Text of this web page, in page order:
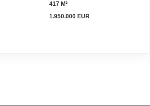
417 M²
1.950.000 EUR